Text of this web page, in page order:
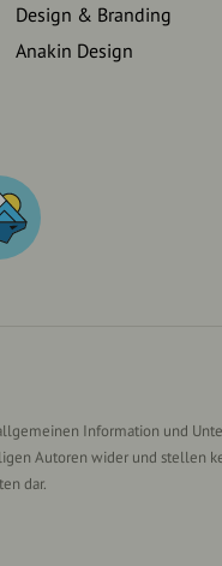
Design & Branding
Anakin Design
Information und
Autoren wider und stellen
dar.